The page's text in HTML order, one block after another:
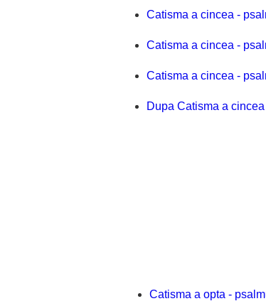
Catisma a cincea -
Catisma a cincea -
Catisma a cincea -
Dupa Catisma a cincea
Catisma a opta -